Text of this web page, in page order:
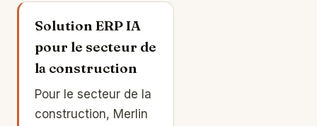
Solution ERP IA
pour le secteur de
la construction
Pour le secteur de la
construction, Merlin